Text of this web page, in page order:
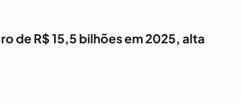
de R$ 15,5 bilhões em 2025, alta